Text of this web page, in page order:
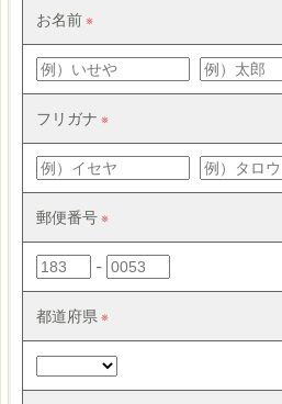
お名前
フリガナ
郵便番号
-
都道府県